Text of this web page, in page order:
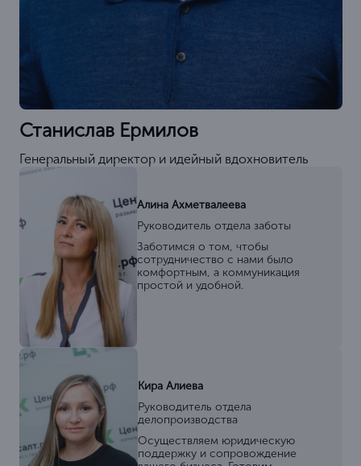
Станислав Ермилов
Генеральный директор и идейный вдохновитель
Алина Ахметвалеева
Руководитель отдела заботы
Заботимся о том, чтобы
сотрудничество с нами было
комфортным, а коммуникация
простой и удобной.
Кира Алиева
Руководитель отдела
делопроизводства
Осуществляем юридическую
поддержку и сопровождение